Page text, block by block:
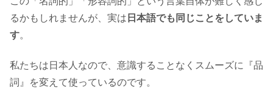
るかもしれませんが、実は 日本語でも同じことをしていま
す。
私たちは日本人なので、意識することなくスムーズに『品
詞』を変えて使っているのです。